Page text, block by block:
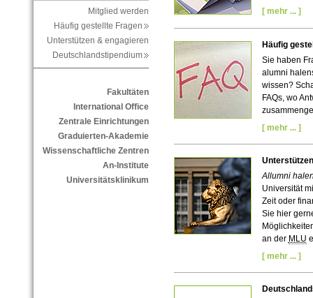
Mitglied werden
Häufig gestellte Fragen
Unterstützen & engagieren
Deutschlandstipendium
Fakultäten
International Office
Zentrale Einrichtungen
Graduierten-Akademie
Wissenschaftliche Zentren
An-Institute
Universitätsklinikum
[ mehr ... ]
Häufig
Sie haben
alumni
wissen?
FAQs, wo
[ mehr ... ]
Allumni
Universität
Zeit oder
Sie hier
an der MLU
[ mehr ... ]